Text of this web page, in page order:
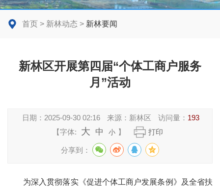
首页 > 新林动态 > 新林要闻
新林区开展第四届“个体工商户服务
月”活动
日期： 2025-09-30 02:16 来源： 新林区 访问量： 193
【字体:
大 中 小 】 打印
分享到：
为深入贯彻落实《促进个体工商户发展条例》及全省扶